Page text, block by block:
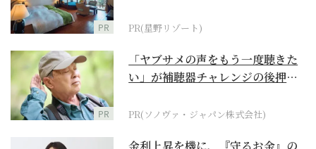
PR PR(星野リゾート)
PR
「ヤブサメの声をもう一度聴きた
い」が補聴器チャレンジの後押し
PR(ソノヴァ・ジャパン株式会社)
金利上昇を機に、『守るお金』の